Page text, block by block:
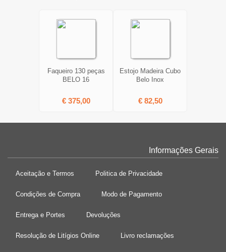
Faqueiro 130 peças
BELO 16
€ 375,00
Estojo Madeira Cubo
Belo Inox
€ 82,50
Informações Gerais
Aceitação e Termos Politica de Privacidade
Condições de Compra Modo de Pagamento
Entrega e Portes Devoluções
Resolução de Litígios Online Livro reclamações